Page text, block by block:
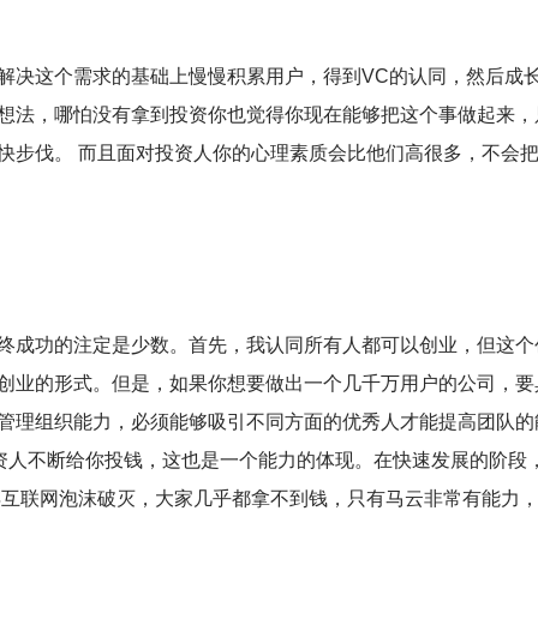
这个需求的基础上慢慢积累用户，得到VC的认同，然后成
法，哪怕没有拿到投资你也觉得你现在能够把这个事做起来，
步伐。 而且面对投资人你的心理素质会比他们高很多，不会把
功的注定是少数。首先，我认同所有人都可以创业，但这个
业的形式。但是，如果你想要做出一个几千万用户的公司，要
理组织能力，必须能够吸引不同方面的优秀人才能提高团队的
不断给你投钱，这也是一个能力的体现。在快速发展的阶段，
联网泡沫破灭，大家几乎都拿不到钱，只有马云非常有能力，